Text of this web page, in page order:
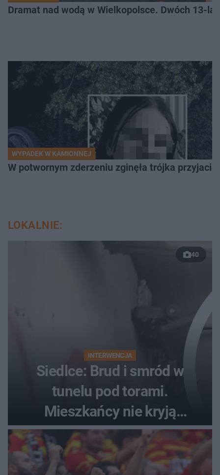
Dramat nad wodą w Wielkopolsce. Dwóch 13-
WYPADEK W KAMIONNEJ
W potwornym zderzeniu zginęła trójka
LOKALNIE:
40
INTERWENCJA
Siedlce: Brud i smród w
tunelu pod torami.
Mieszkańcy nie kryją
oburzenia!